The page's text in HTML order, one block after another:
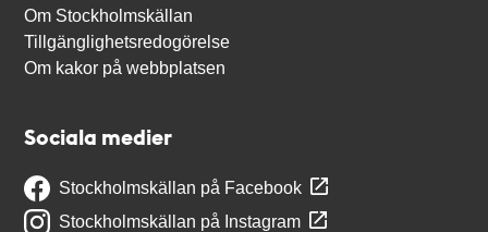
Om Stockholmskällan
Tillgänglighetsredogörelse
Om kakor på webbplatsen
Sociala medier
Stockholmskällan på Facebook
Stockholmskällan på Instagram